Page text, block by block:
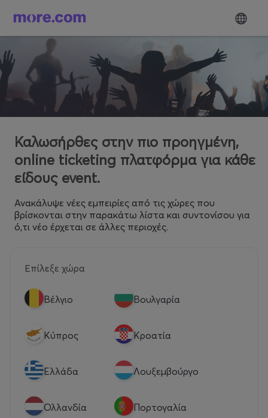
Καλωσήρθες στην πιο προηγμένη,
online ticketing πλατφόρμα για κάθε
είδους event.
Ανακάλυψε νέες εμπειρίες από τις χώρες που
βρίσκονται στην παρακάτω λίστα και συντονίσου για
ό,τι νέο έρχεται σε άλλες περιοχές.
Επίλεξε χώρα
Βέλγιο Βουλγαρία
Κύπρος Κροατία
Eλλάδα Λουξεμβούργο
Ολλανδία Πορτογαλία